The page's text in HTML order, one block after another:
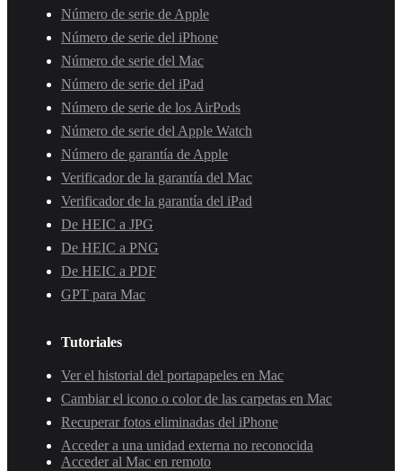
Número de serie de Apple
Número de serie del iPhone
Número de serie del Mac
Número de serie del iPad
Número de serie de los AirPods
Número de serie del Apple Watch
Número de garantía de Apple
Verificador de la garantía del Mac
Verificador de la garantía del iPad
De HEIC a JPG
De HEIC a PNG
De HEIC a PDF
GPT para Mac
Tutoriales
Ver el historial del portapapeles en Mac
Cambiar el icono o color de las carpetas en Mac
Recuperar fotos eliminadas del iPhone
Acceder a una unidad externa no reconocida
Acceder al Mac en remoto